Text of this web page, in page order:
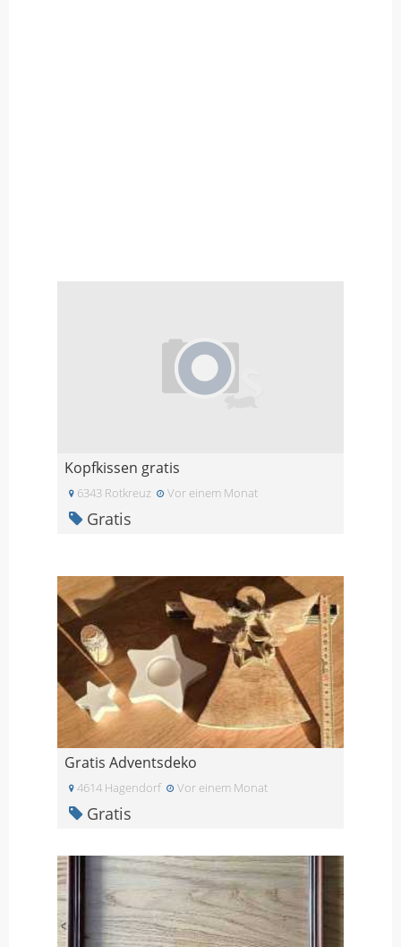
Kopfkissen gratis
6343 Rotkreuz Vor einem Monat
Gratis
Gratis Adventsdeko
4614 Hagendorf Vor einem Monat
Gratis